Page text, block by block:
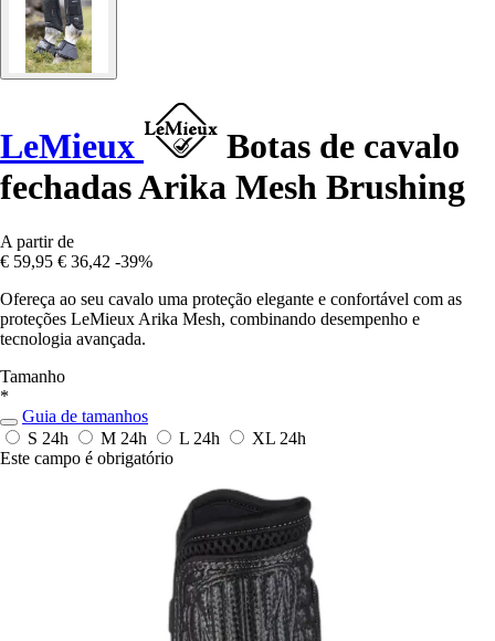
LeMieux
Botas de cavalo
fechadas Arika Mesh Brushing
A partir de
€ 59,95 € 36,42 -39%
Ofereça ao seu cavalo uma proteção elegante e confortável com as
proteções LeMieux Arika Mesh, combinando desempenho e
tecnologia avançada.
Tamanho
*
Guia de tamanhos
S 24h M 24h L 24h XL 24h
Este campo é obrigatório